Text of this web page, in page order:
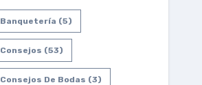
Banquetería (5)
Consejos (53)
Consejos De Bodas (3)